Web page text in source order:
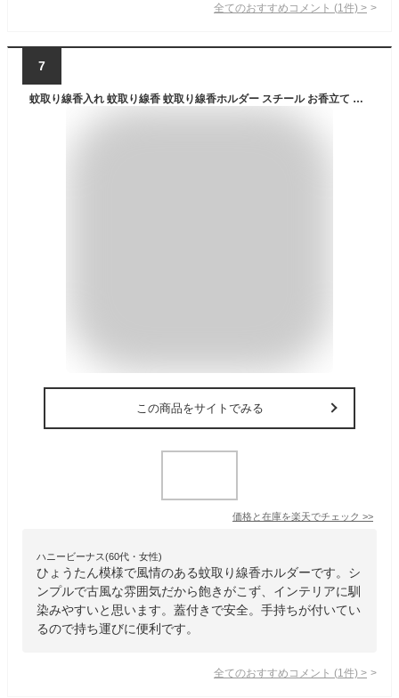
全てのおすすめコメント (1 件) >
7
蚊取り線香入れ 蚊取り線香 蚊取り線香ホルダー スチール お香立て 香炉 ひょうたん柄 ブラック フタ付き 蓋 フタ ふた ハンドル 付き キャンドルホルダー 蚊やり かやり ホルダー 入れ ケース オブジェ おしゃれ 北欧 雑貨 インテリア 西海岸 [10770]
この商品をサイトでみる
価格と在庫を楽天でチェック >>
ハニービーナス(60代・女性)
ひょうたん模様で風情のある蚊取り線香ホルダーです。シ
ンプルで古風な雰囲気だから飽きがこず、インテリアに馴
染みやすいと思います。蓋付きで安全。手持ちが付いてい
るので持ち運びに便利です。
全てのおすすめコメント (1 件) >